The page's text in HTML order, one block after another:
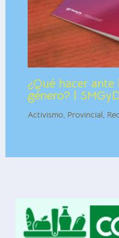
¿Qué hacer ante
género? |
Activismo, Provincial,